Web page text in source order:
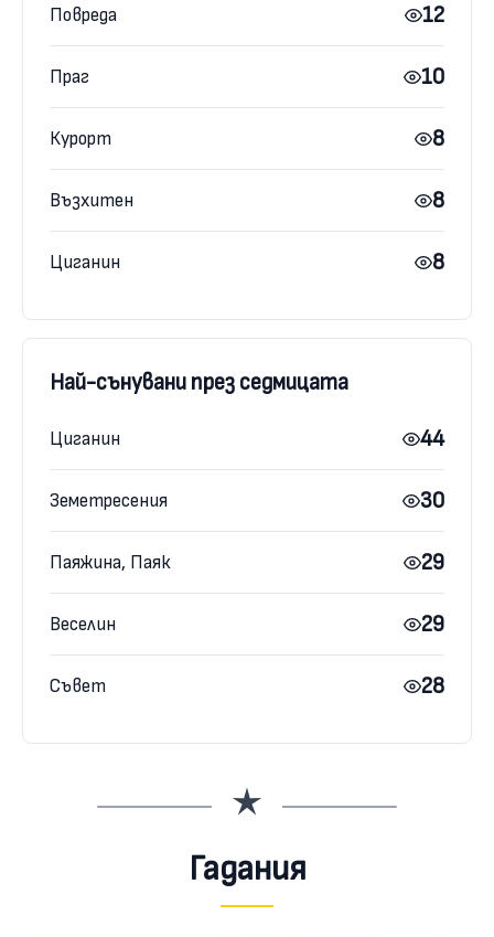
Повреда 12
Праг 10
Курорт 8
Възхитен 8
Циганин 8
Най-сънувани през седмицата
Циганин 44
Земетресения 30
Паяжина, Паяк 29
Веселин 29
Съвет 28
Гадания